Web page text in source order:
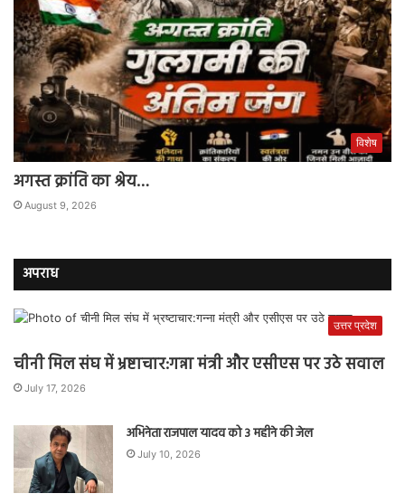
विशेष
अगस्त क्रांति का श्रेय…
August 9, 2026
अपराध
उत्तर प्रदेश
चीनी मिल संघ में भ्रष्टाचार:गन्ना मंत्री और एसीएस पर उठे सवाल
July 17, 2026
अभिनेता राजपाल यादव को 3 महीने की जेल
July 10, 2026